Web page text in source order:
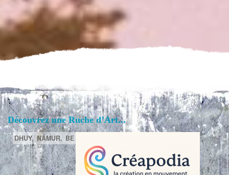
Découvrez une Ruche d’Art...
DHUY, NAMUR, BE